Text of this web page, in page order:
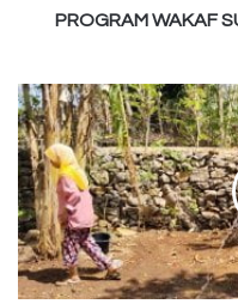
PROGRAM WAKAF
PROGRAM
WAKAF
SUMUR
BOR
UNTUK
GUNUNG
KIDUL